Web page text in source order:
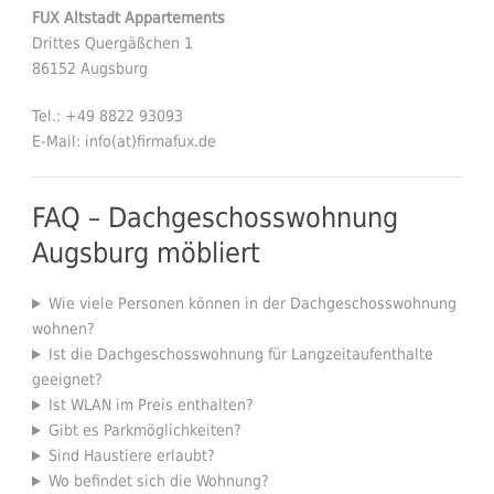
FUX Altstadt Appartements
Drittes Quergäßchen 1
86152 Augsburg
Tel.: +49 8822 93093
E-Mail: info(at)firmafux.de
FAQ – Dachgeschosswohnung
Augsburg möbliert
Wie viele Personen können in der Dachgeschosswohnung
wohnen?
Ist die Dachgeschosswohnung für Langzeitaufenthalte
geeignet?
Ist WLAN im Preis enthalten?
Gibt es Parkmöglichkeiten?
Sind Haustiere erlaubt?
Wo befindet sich die Wohnung?